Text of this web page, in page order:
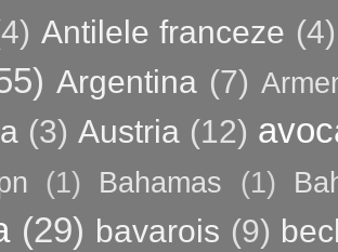
Antilele franceze (4)
Argentina (7)
(3) Austria (12)
(1) Bahamas (1)
(29) bavarois (9)